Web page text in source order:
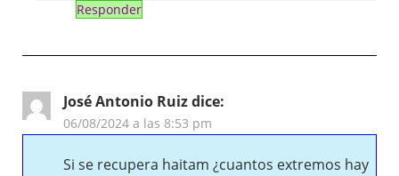
Responder
José Antonio Ruizdice:
06/08/2024 a las 8:53 pm
Si se recupera haitam ¿cuantos extremos hay